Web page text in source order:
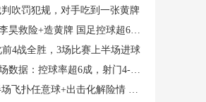
吹罚犯规，对手吃到一张黄牌
险+造黄牌 国足控球超6成+4射0正
4战全胜，3场比赛上半场进球
：控球率超6成，射门4-3，射正0-2
意球+出击化解险情 还造对手一黄